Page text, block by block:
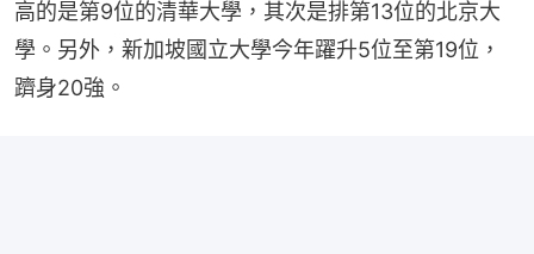
高的是第9位的清華大學，其次是排第13位的北京大
學。另外，新加坡國立大學今年躍升5位至第19位，
躋身20強。